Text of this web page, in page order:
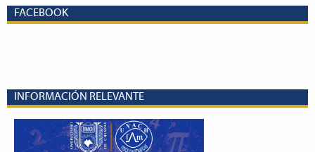
FACEBOOK
INFORMACIÓN RELEVANTE